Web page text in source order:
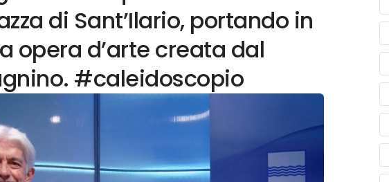
di Sant’Ilario, portando in
opera d’arte creata dal
#caleidoscopio